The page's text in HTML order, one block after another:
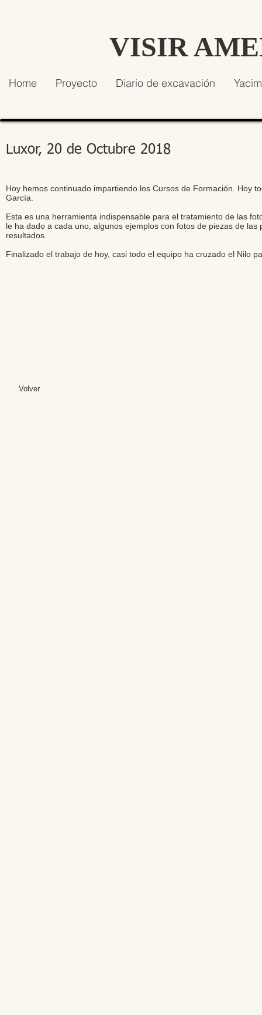
VISIR
Home Proyecto Diario de excavación
Luxor, 20 de Octubre 2018
Hoy hemos continuado impartiendo los Cursos de Formación. Hoy
García.
Esta es una herramienta indispensable para el tratamiento de las
le ha dado a cada uno, algunos ejemplos con fotos de piezas de
resultados.
Finalizado el trabajo de hoy, casi todo el equipo ha cruzado el Nilo
Volver